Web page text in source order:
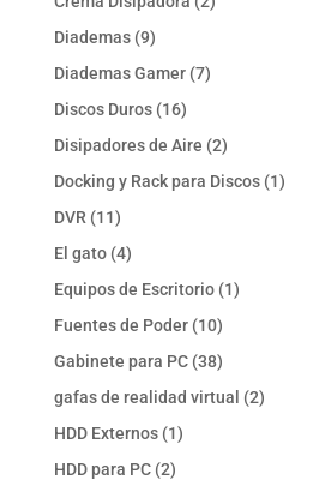
Diademas 99
productos
Diademas Gamer 77
Discos Duros 1616
productos
Disipadores de Aire 22
productos
Docking y Rack para Discos 11
DVR 1111
productos
El gato 44
productos
Equipos de Escritorio 11
Fuentes de Poder 1010
productos
Gabinete para PC 3838
productos
gafas de realidad virtual 22
HDD Externos 11
HDD para PC 22